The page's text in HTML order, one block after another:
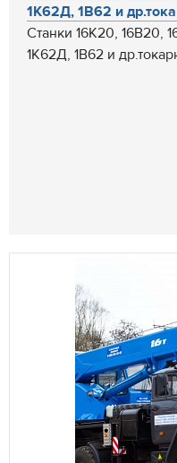
1К62Д, 1В62 и
Станки 16К20, 16В20,
1К62Д, 1В62 и